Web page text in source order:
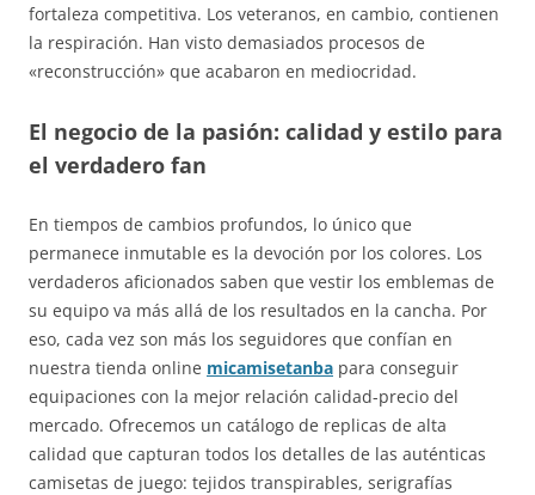
fortaleza competitiva. Los veteranos, en cambio, contienen
la respiración. Han visto demasiados procesos de
«reconstrucción» que acabaron en mediocridad.
El negocio de la pasión: calidad y estilo para
el verdadero fan
En tiempos de cambios profundos, lo único que
permanece inmutable es la devoción por los colores. Los
verdaderos aficionados saben que vestir los emblemas de
su equipo va más allá de los resultados en la cancha. Por
eso, cada vez son más los seguidores que confían en
nuestra tienda online micamisetanba para conseguir
equipaciones con la mejor relación calidad-precio del
mercado. Ofrecemos un catálogo de replicas de alta
calidad que capturan todos los detalles de las auténticas
camisetas de juego: tejidos transpirables, serigrafías